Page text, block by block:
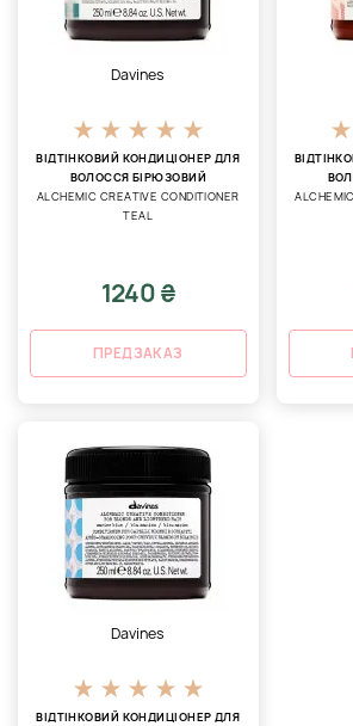
Davines
ВІДТІНКОВИЙ КОНДИЦІОНЕР ДЛЯ
ВОЛОССЯ БІРЮЗОВИЙ
ALCHEMIC CREATIVE CONDITIONER
TEAL
1240 ₴
ПРЕДЗАКАЗ
Davines
ВІДТІНКОВИЙ КОНДИЦІОНЕР ДЛЯ